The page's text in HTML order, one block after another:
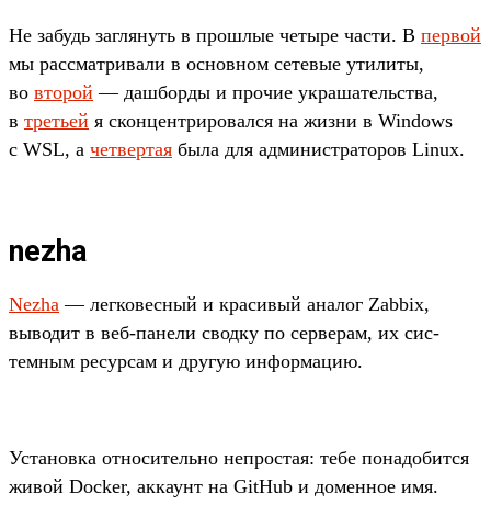
Не забудь заг­лянуть в прош­лые четыре час­ти. В пер­вой
мы рас­смат­ривали в основном сетевые ути­литы,
во вто­рой — даш­борды и про­чие укра­шатель­ства,
в треть­ей я скон­цен­три­ровал­ся на жиз­ни в Windows
с WSL, а чет­вертая была для адми­нис­тра­торов Linux.
nezha
Nezha — лег­ковес­ный и кра­сивый ана­лог Zabbix,
выводит в веб‑панели свод­ку по сер­верам, их сис­
темным ресур­сам и дру­гую информа­цию.
Ус­танов­ка отно­ситель­но неп­ростая: тебе понадо­бит­ся
живой Docker, акка­унт на GitHub и домен­ное имя.